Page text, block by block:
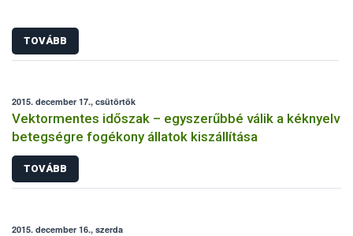
TOVÁBB
2015. december 17., csütörtök
Vektormentes időszak – egyszerűbbé válik a kéknyelv
betegségre fogékony állatok kiszállítása
TOVÁBB
2015. december 16., szerda